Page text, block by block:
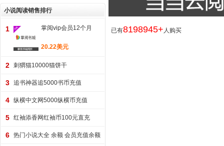
已有8198945+ 人购买
小说阅读销售排行
1 掌阅vip会员12个月
20.22美元
2 刺猬猫10000猫饼干
3 追书神器追5000书币充值
4 纵横中文网5000纵横币充值
5 红袖添香网红袖币100元直充
6 热门小说大全 余额 会员充值余额